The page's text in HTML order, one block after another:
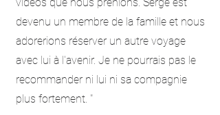
devenu un membre de la famille et nous
adorerions réserver un autre voyage
avec lui à l'avenir. Je ne pourrais pas le
recommander ni lui ni sa compagnie
plus fortement. "